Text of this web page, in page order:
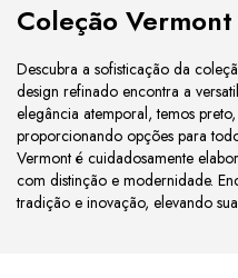
Coleção Vermont
Descubra a sofisticação da
design refinado encontra a
elegância atemporal, temos
proporcionando opções para
Vermont é cuidadosamente
com distinção e modernidade.
tradição e inovação, elevando